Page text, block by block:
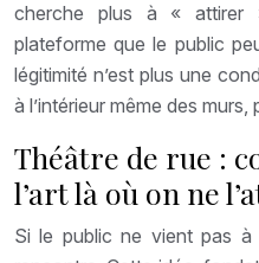
cherche plus à « attirer
plateforme que le public
légitimité n’est plus une
à l’intérieur même des murs,
Théâtre de rue :
l’art là où on ne
Si le public ne vient pas à